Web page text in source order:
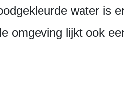
water is
omgeving lijkt ook